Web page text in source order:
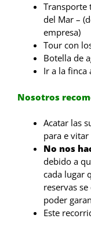
Transporte
del Mar –
empresa)
Tour con
Botella de
Ir a la finca
Nosotros
Acatar las
para e
No nos
debido a
cada lugar
reservas
poder
Este